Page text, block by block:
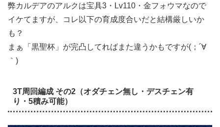
弊カルデアのアルクは宝具3・Lv110・金フォウマなので
イケてますが、コレ以下の育成度合いだと結構厳しいか
も？
まぁ「黒聖杯」が完凸してればまた違うかもですが(；´∀
｀)
3T周回編成 その2（オダチェン無し・デスチェン有
り・5積み可能）